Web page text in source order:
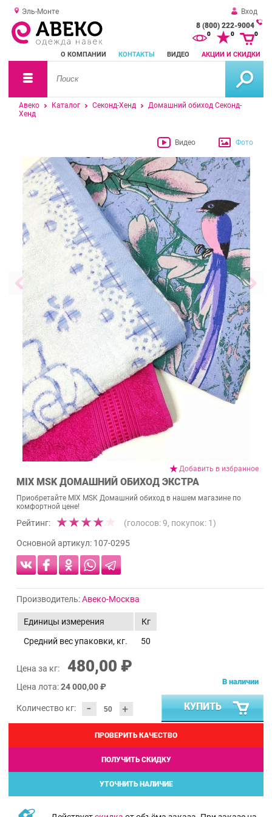
Эль-Монте
Вход
8 (800) 222-9004
О КОМПАНИИ КОНТАКТЫ ВИДЕО АКЦИИ И СКИДКИ
0 0 0
Авеко Каталог Секонд-Хенд
Домашний обиход Секонд-
Хенд
Видео Фото
Добавить в избранное
MIX MSK ДОМАШНИЙ ОБИХОД ЭКСТРА
Приобретайте MIX MSK Домашний обиход в нашем магазине по
комфортной цене!
Рейтинг: (голосов:9, покупок: 1)
Основной артикул: 107-0295
Производитель:Авеко-Москва
Единицы измерения
Кг
Средний вес упаковки, кг.
50
Цена за кг: 480,00 ₽
Цена лота:24 000,00 ₽
Количество кг: - +
В наличии
КУПИТЬ
ПРОВЕРИТЬ КАЧЕСТВО
ПОЛУЧИТЬ СКИДКУ
УТОЧНИТЬ НАЛИЧИЕ